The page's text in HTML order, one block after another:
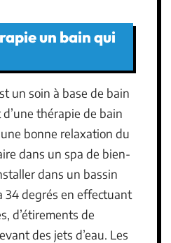
un bain qui
un soin à base de bain
d’une thérapie de bain
bonne relaxation du
dans un spa de bien-
dans un bassin
34 degrés en effectuant
d’étirements de
des jets d’eau. Les